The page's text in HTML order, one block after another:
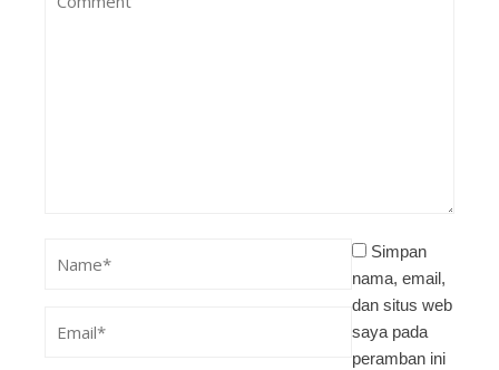
Simpan
nama, email,
dan situs web
saya pada
peramban ini